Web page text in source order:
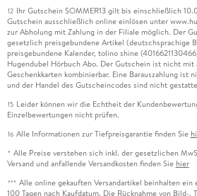
12 Ihr Gutschein SOMMER13 gilt bis einschließlich
Gutschein ausschließlich online einlösen unter
zur Abholung mit Zahlung in der Filiale möglich. Der
gesetzlich preisgebundene Artikel (deutschsprachige
preisgebundene Kalender, tolino shine
Hugendubel Hörbuch Abo. Der Gutschein ist nicht mit
Geschenkkarten kombinierbar. Eine Barauszahlung ist
und der Handel des Gutscheincodes sind nicht
15 Leider können wir die Echtheit der
Einzelbewertungen nicht prüfen.
16 Alle Informationen zur Tiefpreisgarantie finden Sie
* Alle Preise verstehen sich inkl. der gesetzlichen
Versand und anfallende Versandkosten finden Sie hier
*** Alle online gekauften Versandartikel beinhalten
100 Tagen nach Kaufdatum. Die Rücknahme von Bild-,